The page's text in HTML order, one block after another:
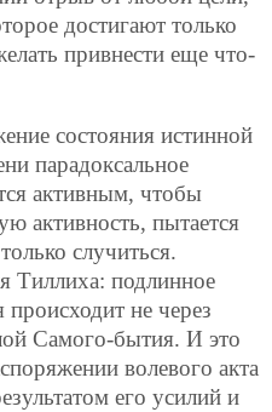
достигают только
привнести еще что-
состояния истинной
парадоксальное
активным, чтобы
активность, пытается
случиться.
Тиллиха: подлинное
не через
Самого-бытия. И это
волевого акта
его усилий и